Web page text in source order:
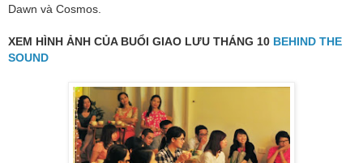
Dawn và Cosmos.
XEM HÌNH ẢNH CỦA BUỔI GIAO LƯU THÁNG 10 BEHIND THE
SOUND